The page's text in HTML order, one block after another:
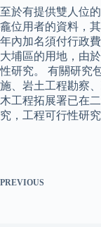
至於有提供雙人位
龕位用者的資料，
年內加名須付行政
大埔區的用地，由
性研究。 有關研究
施、岩土工程勘察
木工程拓展署已在
究，工程可行性研
PREVIOUS